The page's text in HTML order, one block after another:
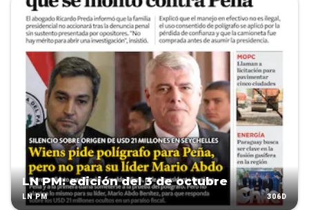
LN PM: edición del 3 de octubre
LN PM 306D